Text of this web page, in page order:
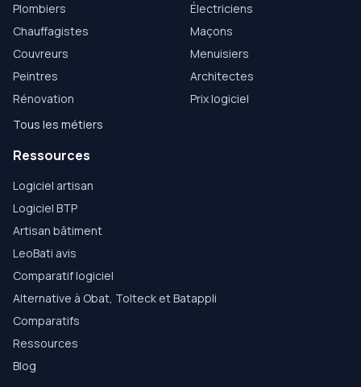
Plombiers
Électriciens
Chauffagistes
Maçons
Couvreurs
Menuisiers
Peintres
Architectes
Rénovation
Prix logiciel
Tous les métiers
Ressources
Logiciel artisan
Logiciel BTP
Artisan bâtiment
LeoBati avis
Comparatif logiciel
Alternative à Obat, Tolteck et Batappli
Comparatifs
Ressources
Blog